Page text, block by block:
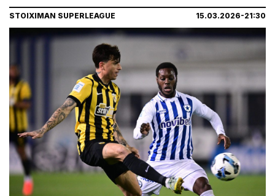
STOIXIMAN SUPERLEAGUE 15.03.2026-21:30